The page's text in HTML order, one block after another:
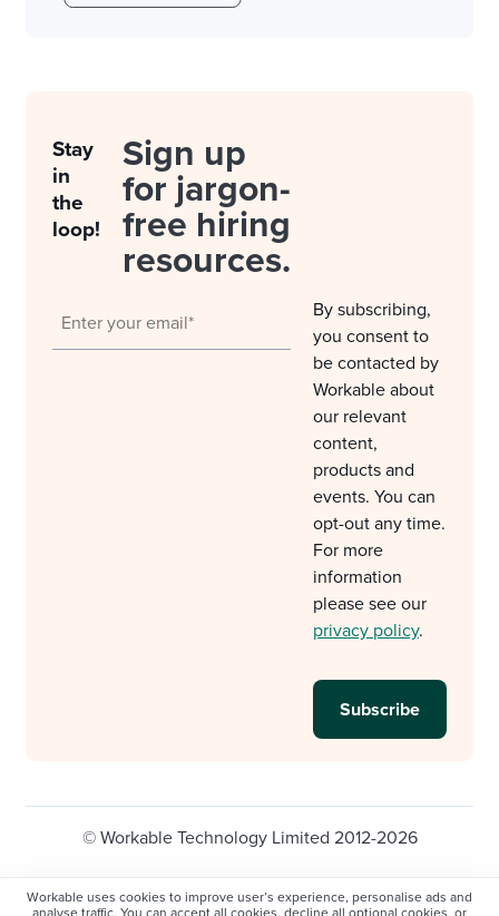
Workable uses cookies to improve user’s experience, personalise ads and
analyse traffic. You can accept all cookies, decline all optional cookies, or
Stay
in
the
loop!
Sign up
for jargon-
free hiring
resources.
By subscribing,
you consent to
be contacted by
Workable about
our relevant
content,
products and
events. You can
opt-out any time.
For more
information
please see our
privacy policy.
© Workable Technology Limited 2012-2026
Privacy policy
Cookie Settings